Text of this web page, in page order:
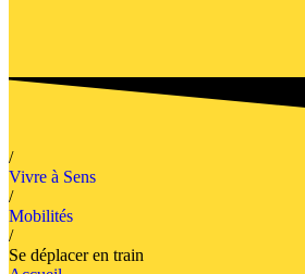
/
Vivre à Sens
/
Mobilités
/
Se déplacer en train